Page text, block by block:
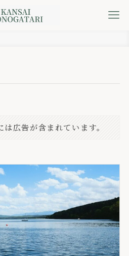
広告が含まれています。